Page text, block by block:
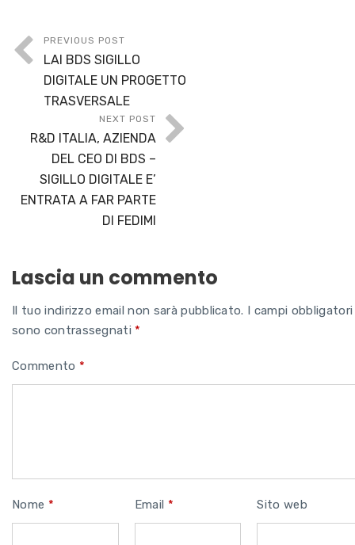
PREVIOUS POST
LAI BDS SIGILLO
DIGITALE UN PROGETTO
TRASVERSALE
NEXT POST
R&D ITALIA, AZIENDA
DEL CEO DI BDS –
SIGILLO DIGITALE E’
ENTRATA A FAR PARTE
DI FEDIMI
Lascia un commento
Il tuo indirizzo email non sarà pubblicato.
I campi obbligatori
sono contrassegnati *
Commento *
Nome * Email * Sito web